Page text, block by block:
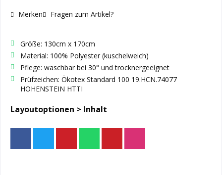
Merken Fragen zum Artikel?
Größe: 130cm x 170cm
Material: 100% Polyester (kuschelweich)
Pflege: waschbar bei 30° und trocknergeeignet
Prüfzeichen: Ökotex Standard 100 19.HCN.74077
HOHENSTEIN HTTI
Layoutoptionen > Inhalt